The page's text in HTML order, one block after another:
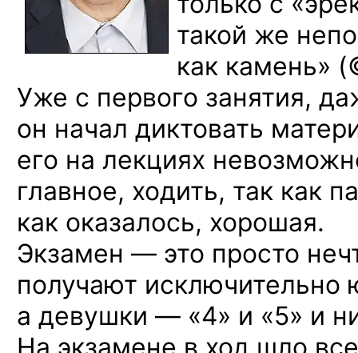
такой же
как камень»
Уже с первого занятия,
он начал диктовать
его на лекциях
главное, ходить, так как
как оказалось, хорошая.
Экзамен — это просто
получают исключительно
а девушки — «4» и «5» и